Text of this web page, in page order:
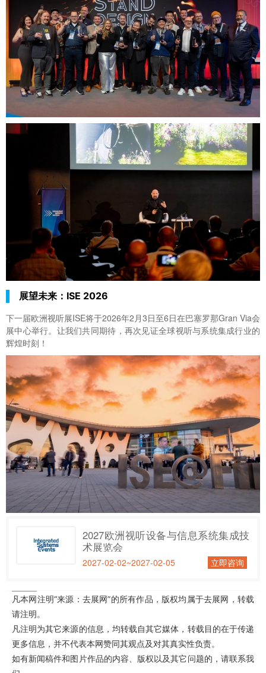
展望未来：ISE 2026
下一届欧洲视听展ISE将于2026年2月3日至6日在巴塞罗那Gran Via会
展中心举行。让我们共同期待，再次见证全球视听与系统集成行业的
辉煌时刻！
2027欧洲视听设备与信息系统集成技
术展览会
2027-02-02~2027-02-05 立即咨询
凡本网注明“来源：去展网”的所有作品，版权均属于去展网，转载
请注明。
凡注明为其它来源的信息，均转载自其它媒体，转载目的在于传递
更多信息，并不代表本网赞同其观点及对其真实性负责。
如有新闻稿件和图片作品的内容、版权以及其它问题的，请联系我